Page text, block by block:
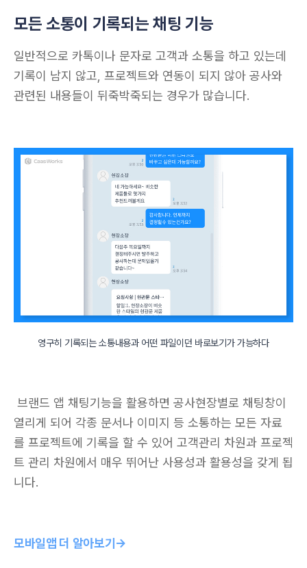
모든 소통이 기록되는 채팅 기능
일반적으로 카톡이나 문자로 고객과 소통을 하고 있는데
기록이 남지 않고, 프로젝트와 연동이 되지 않아 공사와
관련된 내용들이 뒤죽박죽되는 경우가 많습니다.
영구히 기록되는 소통내용과 어떤 파일이던 바로보기가 가능하다
브랜드 앱 채팅기능을 활용하면 공사현장별로 채팅창이
열리게 되어 각종 문서나 이미지 등 소통하는 모든 자료
를 프로젝트에 기록을 할 수 있어 고객관리 차원과 프로젝
트 관리 차원에서 매우 뛰어난 사용성과 활용성을 갖게 됩
니다.
모바일앱 더 알아보기→